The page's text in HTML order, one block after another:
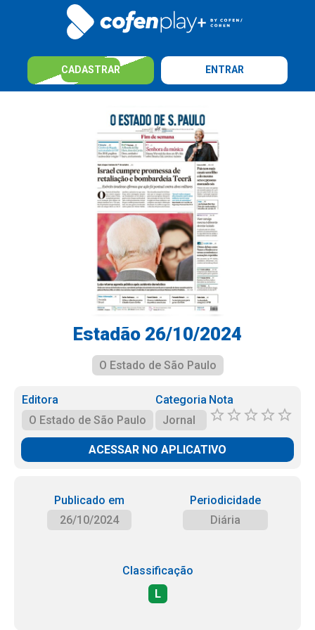
CADASTRAR ENTRAR
Estadão 26/10/2024
O Estado de São Paulo
Editora
O Estado de São Paulo
Categoria
Jornal
Nota
ACESSAR NO APLICATIVO
Publicado em
26/10/2024
Periodicidade
Diária
Classificação
L